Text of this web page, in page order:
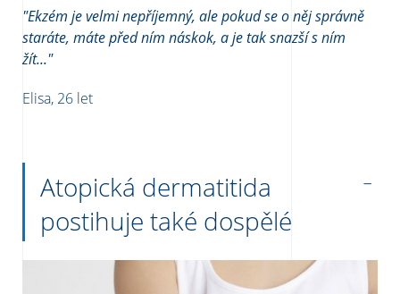
"Ekzém je velmi nepříjemný, ale pokud se o něj správně
staráte, máte před ním náskok, a je tak snazší s ním
žít..."
Elisa, 26 let
Atopická dermatitida
postihuje také dospělé